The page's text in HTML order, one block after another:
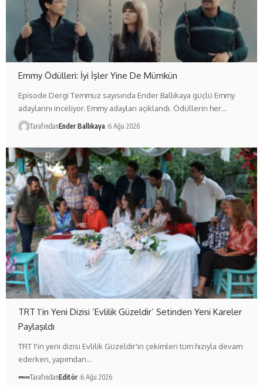
Emmy Ödülleri: İyi İşler Yine De Mümkün
Episode Dergi Temmuz sayısında Ender Ballıkaya güçlü Emmy
adaylarını inceliyor. Emmy adayları açıklandı. Ödüllerin her…
TarafındanEnder Ballıkaya 6 Ağu 2026
TRT 1’in Yeni Dizisi ‘Evlilik Güzeldir’ Setinden Yeni Kareler
Paylaşıldı
TRT 1'in yeni dizisi Evlilik Güzeldir'in çekimleri tüm hızıyla devam
ederken, yapımdan…
TarafındanEditör 6 Ağu 2026